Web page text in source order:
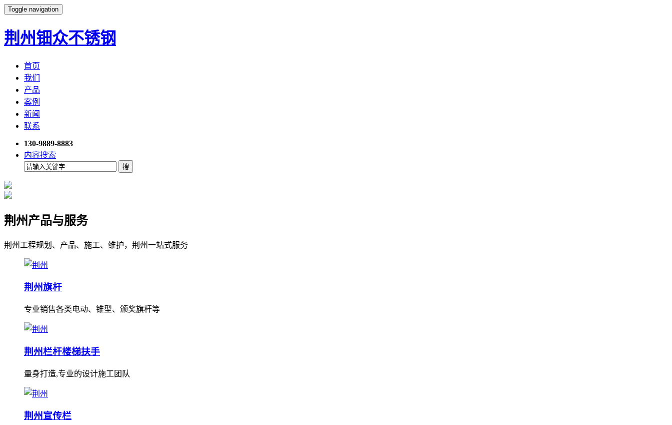
Toggle navigation
荆州钿众不锈钢
首页
我们
产品
案例
新闻
联系
130-9889-8883
内容搜索
荆州产品与服务
荆州工程规划、产品、施工、维护，荆州一站式服务
荆州旗杆
专业销售各类电动、锥型、颁奖旗杆等
荆州栏杆楼梯扶手
量身打造,专业的设计施工团队
荆州宣传栏